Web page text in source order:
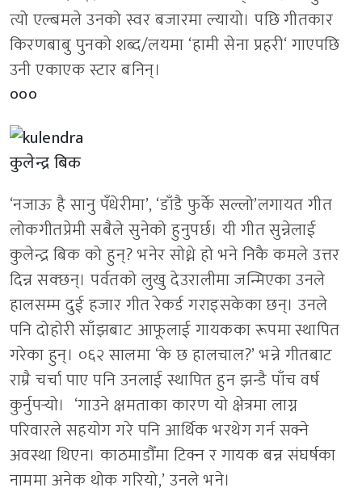
त्यो एल्बमले उनको स्वर बजारमा ल्यायो। पछि गीतकार
किरणबाबु पुनको शब्द/लयमा ‘हामी सेना प्रहरी‘गाएपछि
उनी एकाएक स्टार बनिन्।
०००
कुलेन्द्र बिक
‘नजाऊ है सानु पँधेरीमा’, ‘डाँडै फुर्के सल्लो’लगायत गीत
लोकगीतप्रेमी सबैले सुनेको हुनुपर्छ। यी गीत सुन्नेलाई
कुलेन्द्र बिक को हुन्? भनेर सोध्ने हो भने निकै कमले उत्तर
दिन्न सक्छन्। पर्वतको लुखु देउरालीमा जन्मिएका उनले
हालसम्म दुई हजार गीत रेकर्ड गराइसकेका छन्। उनले
पनि दोहोरी साँझबाट आफूलाई गायकका रूपमा स्थापित
गरेका हुन्। ०६२ सालमा ‘के छ हालचाल?’ भन्ने गीतबाट
राम्रै चर्चा पाए पनि उनलाई स्थापित हुन झन्डै पाँच वर्ष
कुर्नुपर्‍यो। ‘गाउने क्षमताका कारण यो क्षेत्रमा लाग्न
परिवारले सहयोग गरे पनि आर्थिक भरथेग गर्न सक्ने
अवस्था थिएन। काठमाडौँमा टिक्न र गायक बन्न संघर्षका
नाममा अनेक थोक गरियो,’ उनले भने।